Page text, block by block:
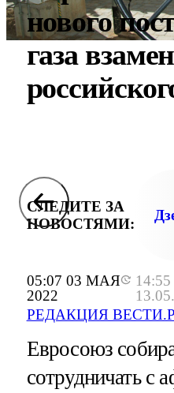
05:07 03 МАЯ
2022
14:55
РЕДАКЦИЯ
нового
газа взамен
СЛЕДИТЕ ЗА
НОВОСТЯМИ:
Евросоюз
сотрудничать с